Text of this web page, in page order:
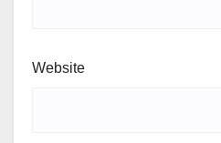
Website